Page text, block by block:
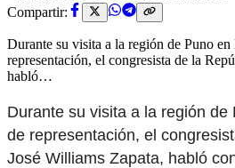
Compartir:
Durante su visita a la región de Puno en
representación, el congresista de la
habló…
Durante su visita a la región de
de representación, el
José Williams Zapata, habló